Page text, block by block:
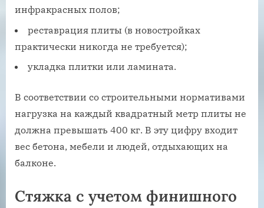
инфракрасных полов;
реставрация плиты (в новостройках
практически никогда не требуется);
укладка плитки или ламината.
В соответствии со строительными нормативами
нагрузка на каждый квадратный метр плиты не
должна превышать 400 кг. В эту цифру входит
вес бетона, мебели и людей, отдыхающих на
балконе.
Стяжка с учетом финишного